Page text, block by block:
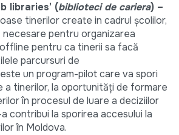
libraries’ (biblioteci de cariera) –
tinerilor create in cadrul școlilor,
pentru organizarea
pentru ca tinerii sa facă
parcursuri de
este un program-pilot care va spori
a tinerilor, la oportunități de formare
în procesul de luare a deciziilor
contribui la sporirea accesului la
în Moldova.